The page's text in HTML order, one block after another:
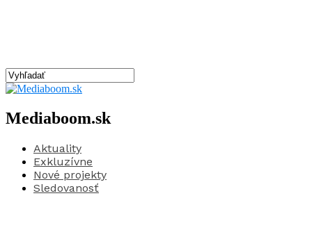
Mediaboom.sk
Aktuality
Exkluzívne
Nové projekty
Sledovanosť